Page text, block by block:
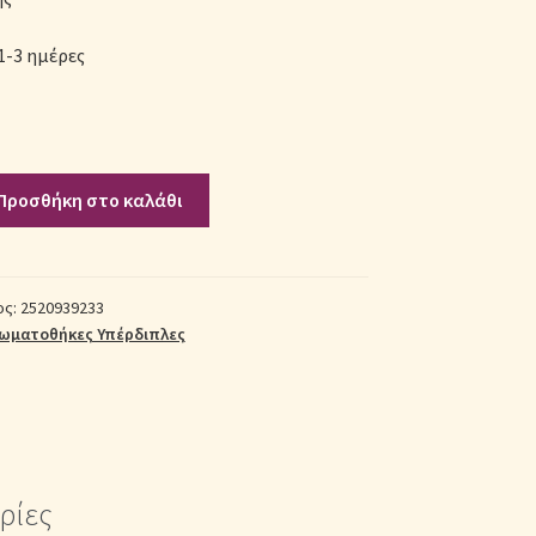
3 ημέρες
στο καλάθι
2520939233
Υπέρδιπλες